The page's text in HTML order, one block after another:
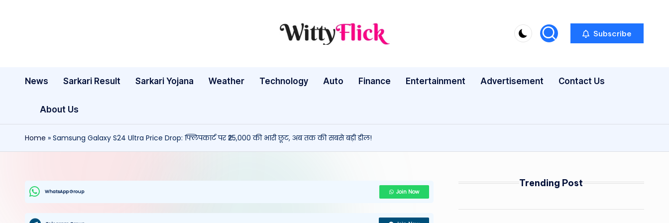
W
ty
ic
k:
WittyFlick:
Tech
Around
Subscribe
News Sarkari Result Sarkari Yojana Weather Technology Auto Finance Entertainment Advertisement Contact Us
About Us
Home » Samsung Galaxy S24 Ultra Price Drop: फ्लिपकार्ट पर ₹25,000 की भारी छूट, अब तक की सबसे बड़ी डील!
WhatsApp Group Join Now
Trending Post